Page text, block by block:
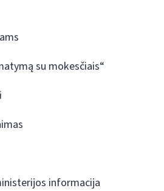
su mokesčiais“
informacija